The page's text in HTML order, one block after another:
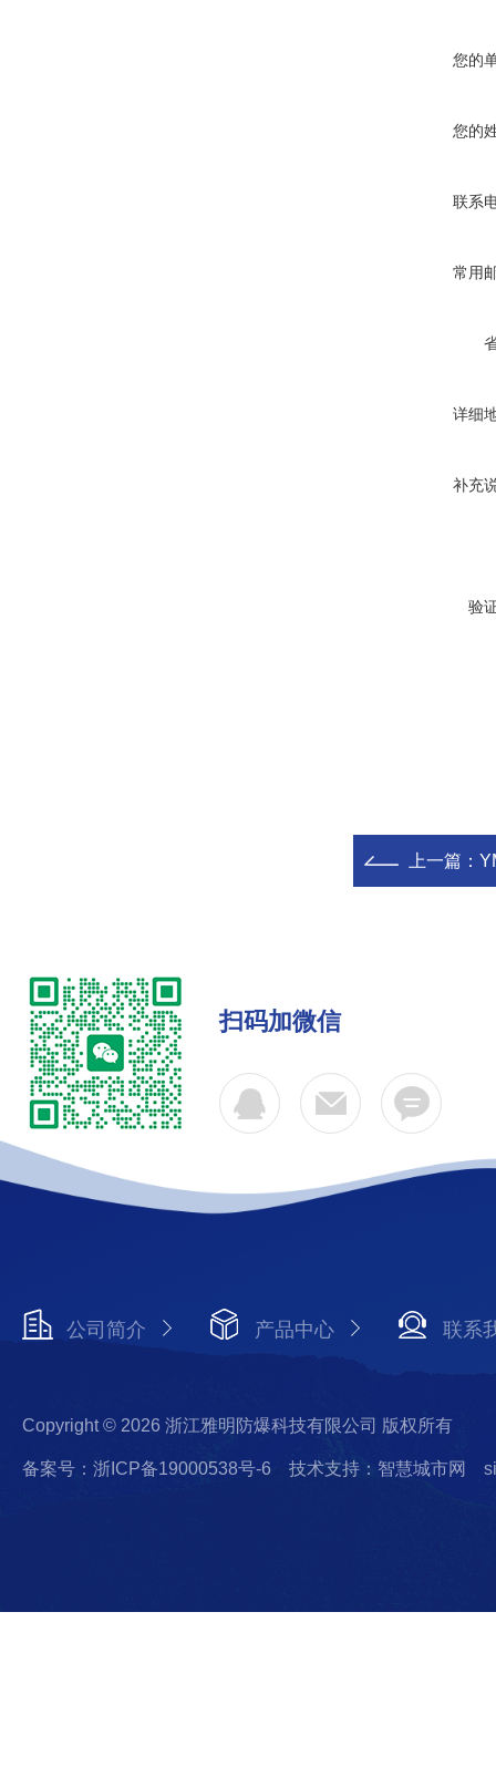
您的
您的
联系
常用
详细
补充
验
上一篇：
扫码加微信
公司简介 产品中心 联系
Copyright © 2026 浙江雅明防爆科技有限公司 版权所有
备案号：浙ICP备19000538号-6 技术支持：智慧城市网